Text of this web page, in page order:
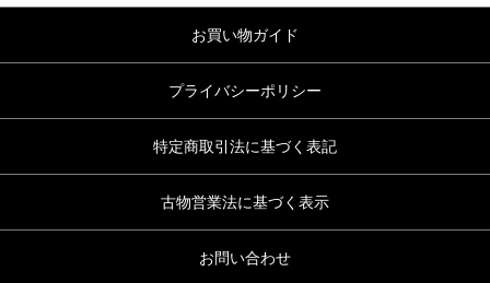
お買い物ガイド
プライバシーポリシー
特定商取引法に基づく表記
古物営業法に基づく表示
お問い合わせ